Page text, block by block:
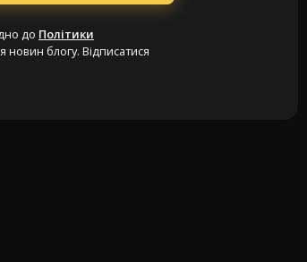
до Політики
новин блогу. Відписатися